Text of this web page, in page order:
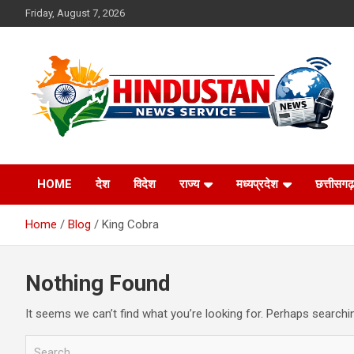
to
Friday, August 7, 2026
Hindustan News
Service
HOME देश विदेश राज्य मध्यप्रदेश छत्तीसगढ़
Home Blog King Cobra
Nothing Found
It seems we can’t find what you’re looking for. Perhaps